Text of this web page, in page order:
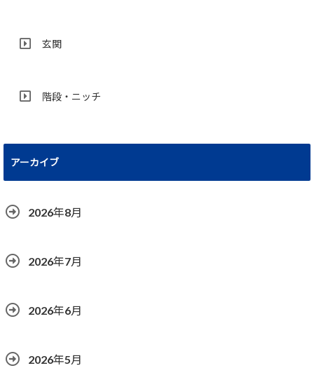
玄関
階段・ニッチ
アーカイブ
2026年8月
2026年7月
2026年6月
2026年5月